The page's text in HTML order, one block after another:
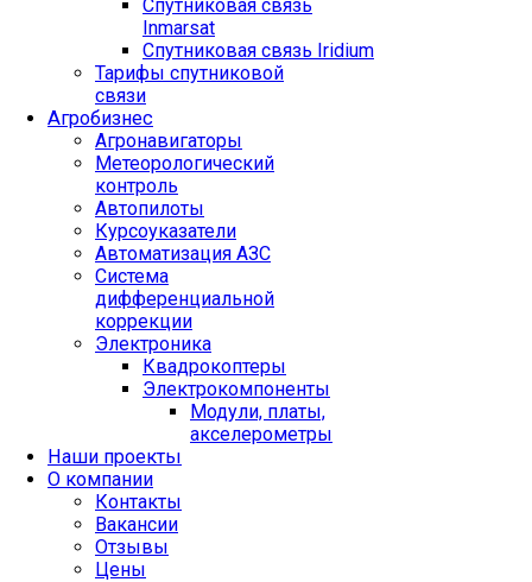
Спутниковая связь
Inmarsat
Спутниковая связь Iridium
Тарифы спутниковой
связи
Агробизнес
Агронавигаторы
Метеорологический
контроль
Автопилоты
Курсоуказатели
Автоматизация АЗС
Система
дифференциальной
коррекции
Электроника
Квадрокоптеры
Электрокомпоненты
Модули, платы,
акселерометры
Наши проекты
О компании
Контакты
Вакансии
Отзывы
Цены